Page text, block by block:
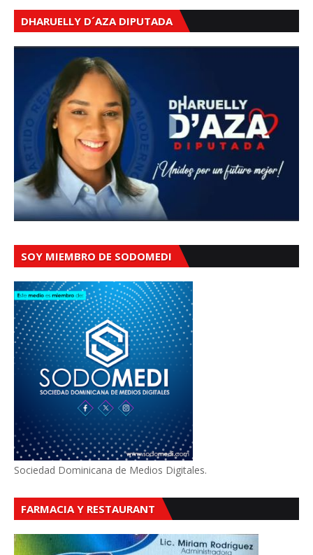
DHARUELLY D´AZA DIPUTADA
SOY MIEMBRO DE SODOMEDI
Sociedad Dominicana de Medios Digitales.
FARMACIA Y RESTAURANT